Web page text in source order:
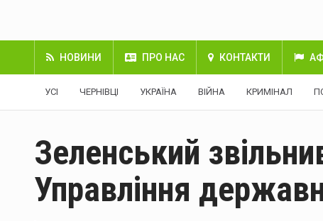
НОВИНИ ПРО НАС КОНТАКТИ
УСІ ЧЕРНІВЦІ УКРАЇНА ВІЙНА КРИМІНАЛ
Зеленський
Управління